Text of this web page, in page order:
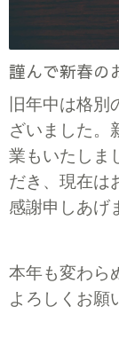
謹んで新春の
旧年中は格
ざいました。
業もいたしま
だき、現在は
感謝申しあげ
本年も変わら
よろしくお願